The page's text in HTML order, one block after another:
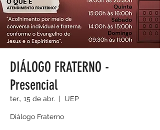
DIÁLOGO FRATERNO -
Presencial
ter., 15 de abr.
  |
UEP
Diálogo Fraterno